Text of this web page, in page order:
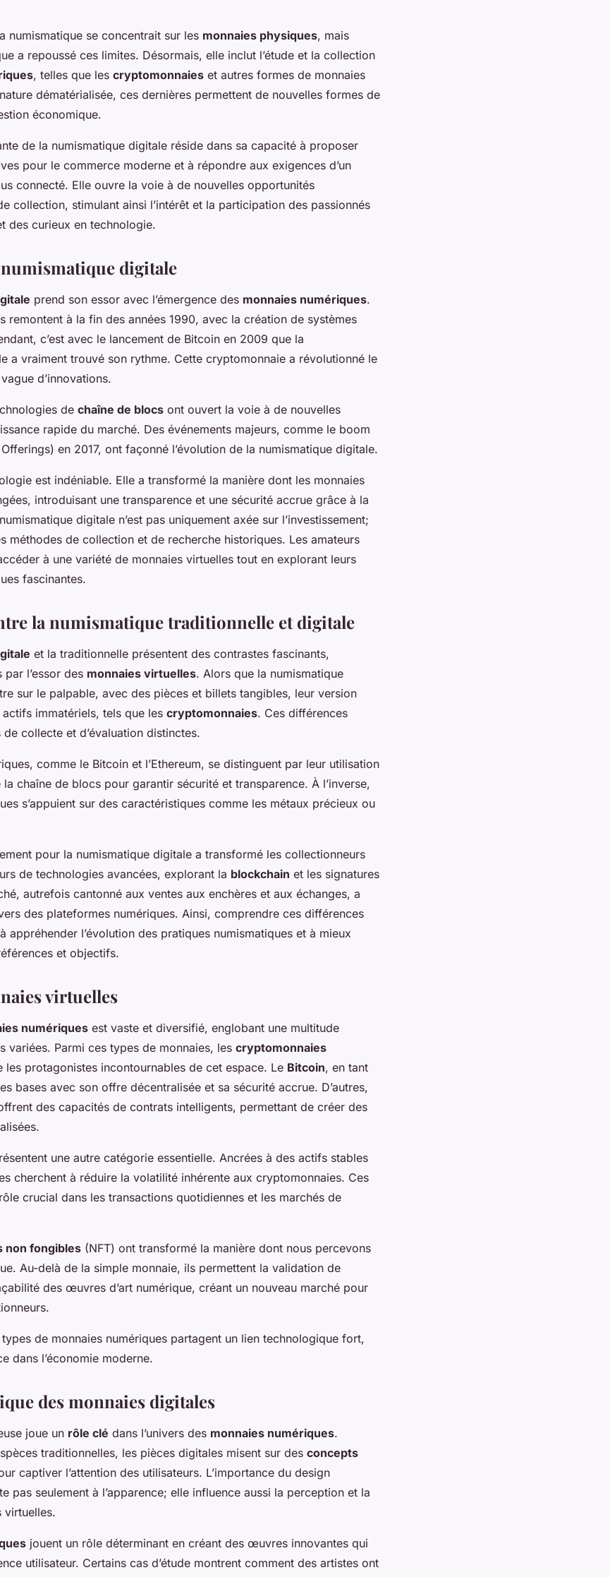
numismatique se concentrait sur les monnaies physiques, mais
a repoussé ces limites. Désormais, elle inclut l’étude et la collection
, telles que les cryptomonnaies et autres formes de monnaies
dématérialisée, ces dernières permettent de nouvelles formes de
économique.
de la numismatique digitale réside dans sa capacité à proposer
pour le commerce moderne et à répondre aux exigences d’un
connecté. Elle ouvre la voie à de nouvelles opportunités
collection, stimulant ainsi l’intérêt et la participation des passionnés
des curieux en technologie.
digitale
prend son essor avec l’émergence des monnaies numériques.
remontent à la fin des années 1990, avec la création de systèmes
c’est avec le lancement de Bitcoin en 2009 que la
a vraiment trouvé son rythme. Cette cryptomonnaie a révolutionné le
d’innovations.
de chaîne de blocs ont ouvert la voie à de nouvelles
rapide du marché. Des événements majeurs, comme le boom
en 2017, ont façonné l’évolution de la numismatique digitale.
est indéniable. Elle a transformé la manière dont les monnaies
introduisant une transparence et une sécurité accrue grâce à la
digitale n’est pas uniquement axée sur l’investissement;
méthodes de collection et de recherche historiques. Les amateurs
à une variété de monnaies virtuelles tout en explorant leurs
fascinantes.
la numismatique traditionnelle et digitale
et la traditionnelle présentent des contrastes fascinants,
l’essor des monnaies virtuelles. Alors que la numismatique
sur le palpable, avec des pièces et billets tangibles, leur version
immatériels, tels que les cryptomonnaies. Ces différences
collecte et d’évaluation distinctes.
comme le Bitcoin et l’Ethereum, se distinguent par leur utilisation
chaîne de blocs pour garantir sécurité et transparence. À l’inverse,
s’appuient sur des caractéristiques comme les métaux précieux ou
pour la numismatique digitale a transformé les collectionneurs
de technologies avancées, explorant la blockchain et les signatures
autrefois cantonné aux ventes aux enchères et aux échanges, a
des plateformes numériques. Ainsi, comprendre ces différences
appréhender l’évolution des pratiques numismatiques et à mieux
et objectifs.
virtuelles
numériques est vaste et diversifié, englobant une multitude
variées. Parmi ces types de monnaies, les cryptomonnaies
les protagonistes incontournables de cet espace. Le Bitcoin, en tant
bases avec son offre décentralisée et sa sécurité accrue. D’autres,
des capacités de contrats intelligents, permettant de créer des
une autre catégorie essentielle. Ancrées à des actifs stables
cherchent à réduire la volatilité inhérente aux cryptomonnaies. Ces
crucial dans les transactions quotidiennes et les marchés de
non fongibles (NFT) ont transformé la manière dont nous percevons
Au-delà de la simple monnaie, ils permettent la validation de
des œuvres d’art numérique, créant un nouveau marché pour
de monnaies numériques partagent un lien technologique fort,
dans l’économie moderne.
des monnaies digitales
joue un rôle clé dans l’univers des monnaies numériques.
traditionnelles, les pièces digitales misent sur des concepts
captiver l’attention des utilisateurs. L’importance du design
pas seulement à l’apparence; elle influence aussi la perception et la
virtuelles.
jouent un rôle déterminant en créant des œuvres innovantes qui
utilisateur. Certains cas d’étude montrent comment des artistes ont